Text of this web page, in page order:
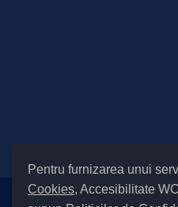
Pentru furnizarea unui
Cookies, Accesibilitate